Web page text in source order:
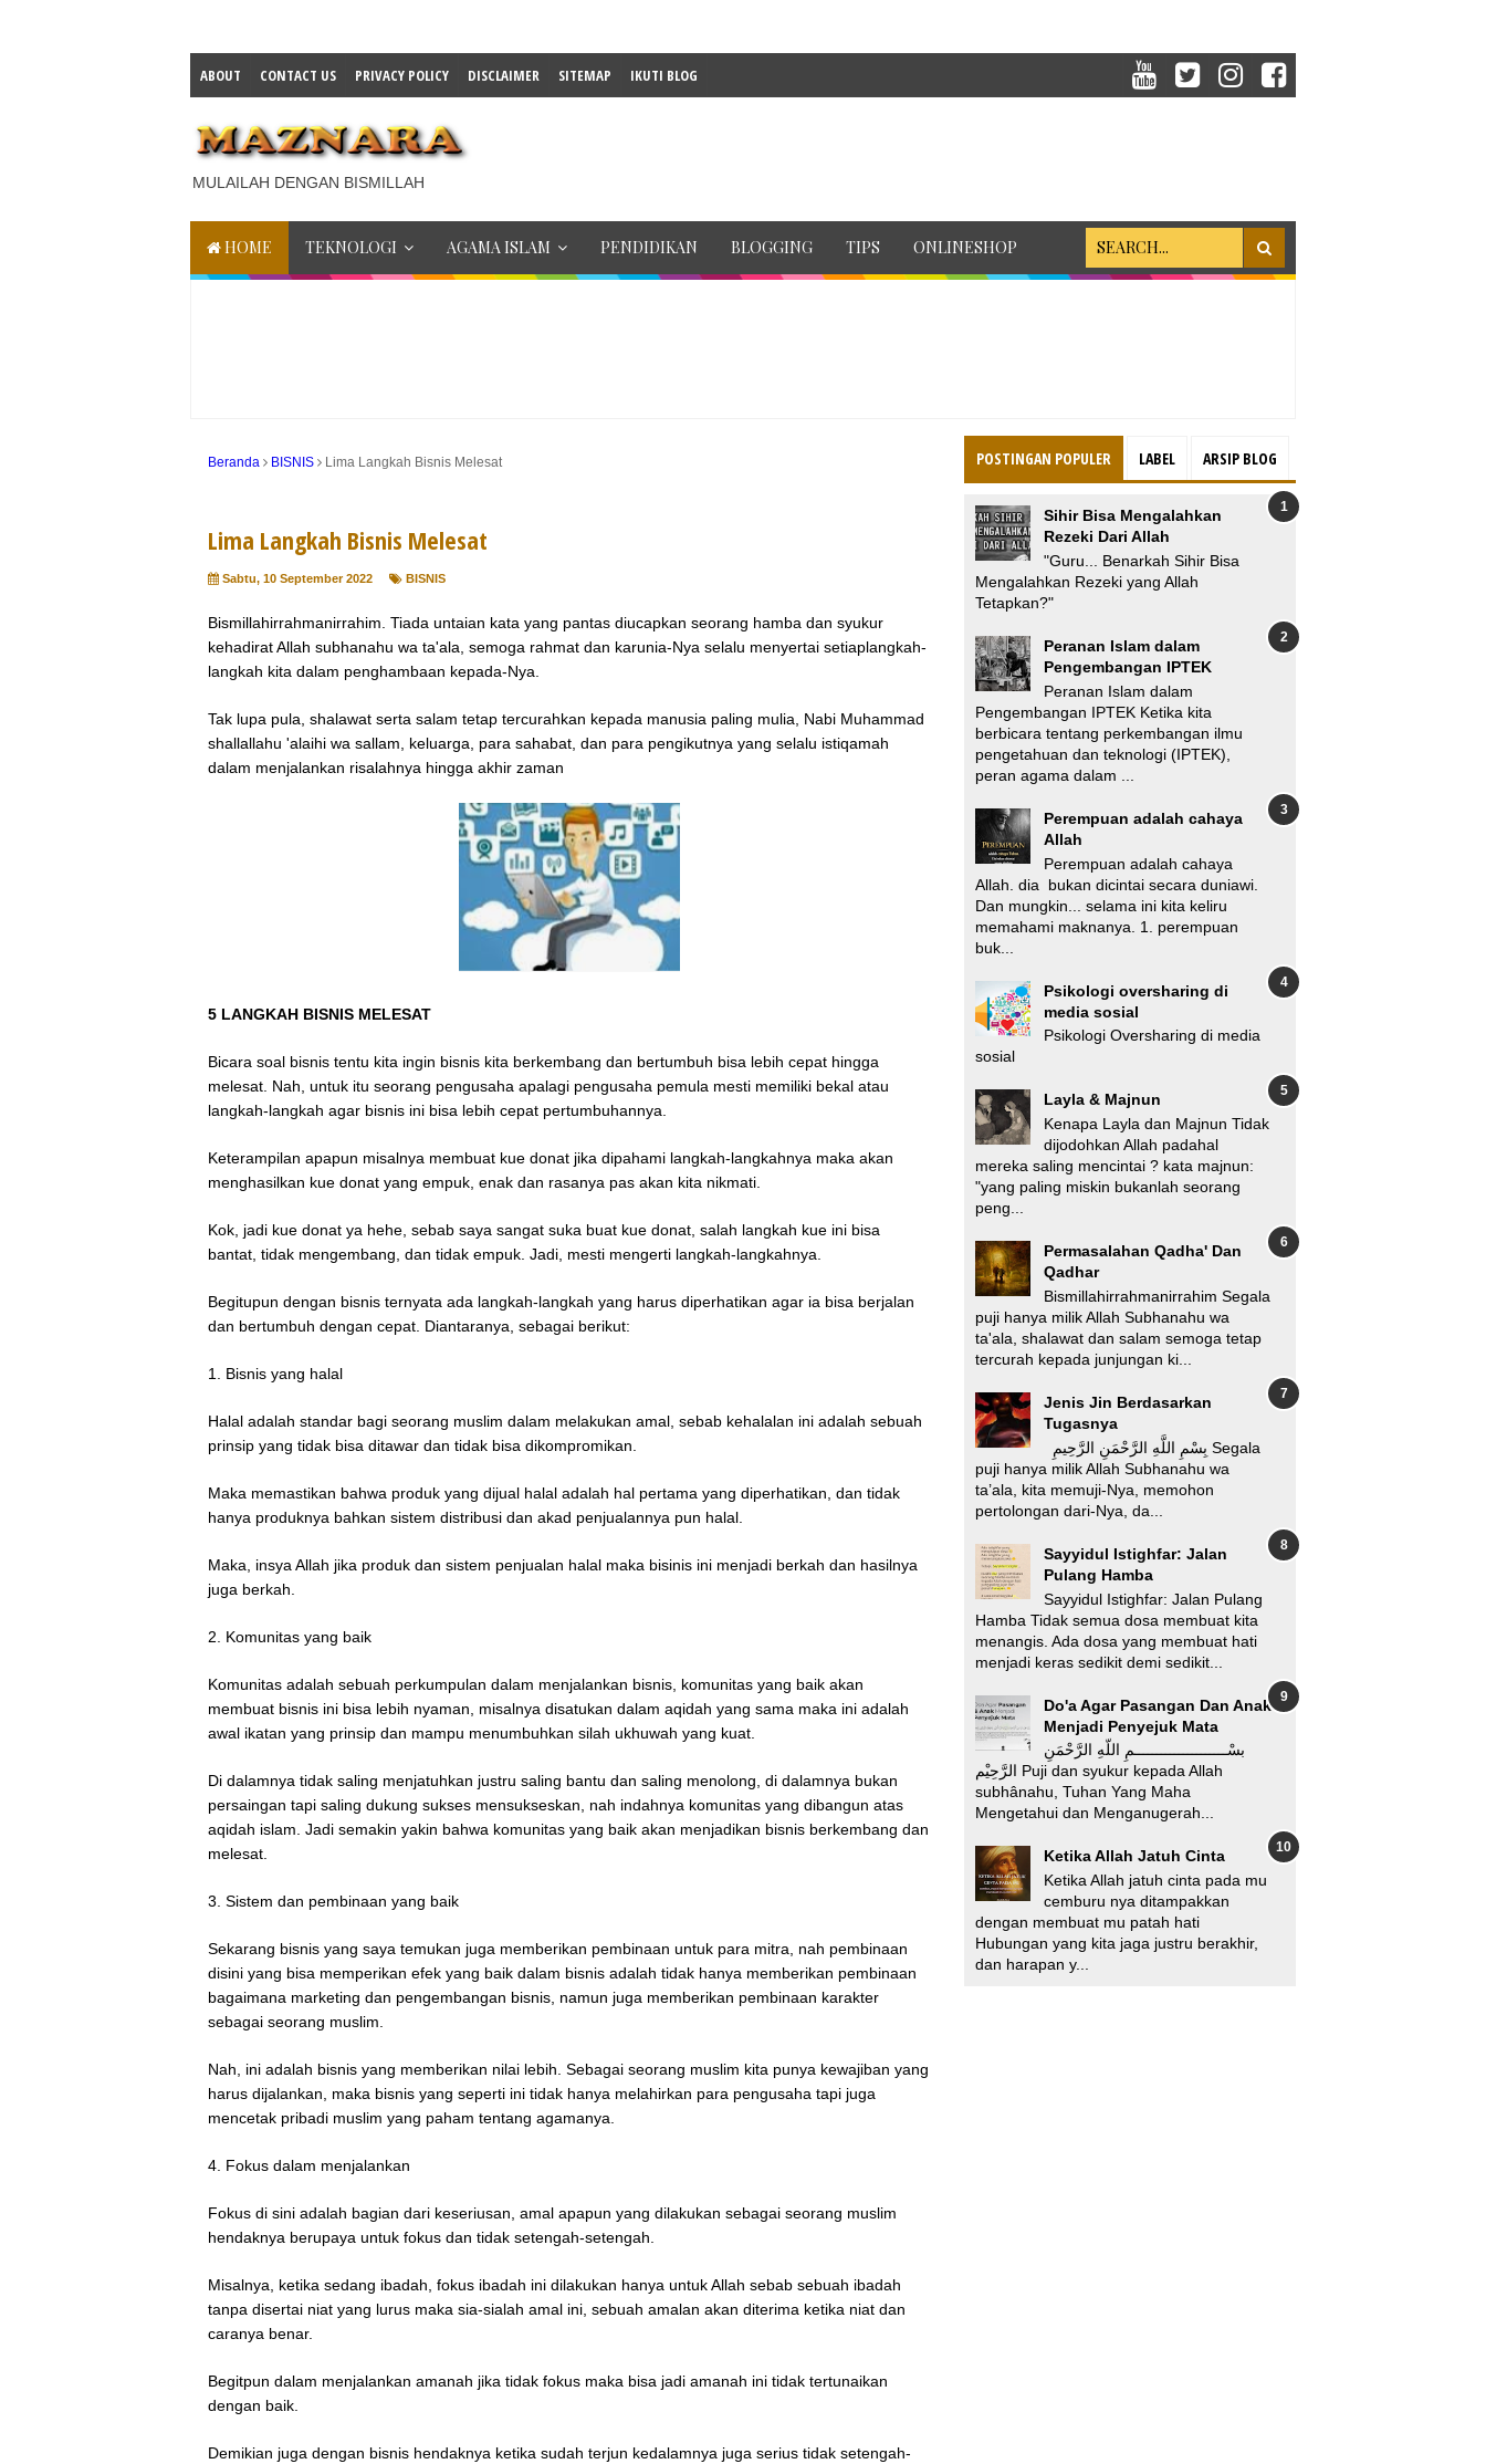
ABOUT CONTACT US PRIVACY POLICY DISCLAIMER SITEMAP IKUTI BLOG
MULAILAH DENGAN BISMILLAH
HOME TEKNOLOGI AGAMA ISLAM PENDIDIKAN BLOGGING TIPS ONLINESHOP
Beranda BISNIS Lima Langkah Bisnis Melesat
Lima Langkah Bisnis Melesat
Sabtu, 10 September 2022 BISNIS
Bismillahirrahmanirrahim. Tiada untaian kata yang pantas diucapkan seorang hamba dan syukur
kehadirat Allah subhanahu wa ta'ala, semoga rahmat dan karunia-Nya selalu menyertai setiaplangkah-
langkah kita dalam penghambaan kepada-Nya.
Tak lupa pula, shalawat serta salam tetap tercurahkan kepada manusia paling mulia, Nabi Muhammad
shallallahu 'alaihi wa sallam, keluarga, para sahabat, dan para pengikutnya yang selalu istiqamah
dalam menjalankan risalahnya hingga akhir zaman
5 LANGKAH BISNIS MELESAT
Bicara soal bisnis tentu kita ingin bisnis kita berkembang dan bertumbuh bisa lebih cepat hingga
melesat. Nah, untuk itu seorang pengusaha apalagi pengusaha pemula mesti memiliki bekal atau
langkah-langkah agar bisnis ini bisa lebih cepat pertumbuhannya.
Keterampilan apapun misalnya membuat kue donat jika dipahami langkah-langkahnya maka akan
menghasilkan kue donat yang empuk, enak dan rasanya pas akan kita nikmati.
Kok, jadi kue donat ya hehe, sebab saya sangat suka buat kue donat, salah langkah kue ini bisa
bantat, tidak mengembang, dan tidak empuk. Jadi, mesti mengerti langkah-langkahnya.
Begitupun dengan bisnis ternyata ada langkah-langkah yang harus diperhatikan agar ia bisa berjalan
dan bertumbuh dengan cepat. Diantaranya, sebagai berikut:
1. Bisnis yang halal
Halal adalah standar bagi seorang muslim dalam melakukan amal, sebab kehalalan ini adalah sebuah
prinsip yang tidak bisa ditawar dan tidak bisa dikompromikan.
Maka memastikan bahwa produk yang dijual halal adalah hal pertama yang diperhatikan, dan tidak
hanya produknya bahkan sistem distribusi dan akad penjualannya pun halal.
Maka, insya Allah jika produk dan sistem penjualan halal maka bisinis ini menjadi berkah dan hasilnya
juga berkah.
2. Komunitas yang baik
Komunitas adalah sebuah perkumpulan dalam menjalankan bisnis, komunitas yang baik akan
membuat bisnis ini bisa lebih nyaman, misalnya disatukan dalam aqidah yang sama maka ini adalah
awal ikatan yang prinsip dan mampu menumbuhkan silah ukhuwah yang kuat.
Di dalamnya tidak saling menjatuhkan justru saling bantu dan saling menolong, di dalamnya bukan
persaingan tapi saling dukung sukses mensukseskan, nah indahnya komunitas yang dibangun atas
aqidah islam. Jadi semakin yakin bahwa komunitas yang baik akan menjadikan bisnis berkembang dan
melesat.
3. Sistem dan pembinaan yang baik
Sekarang bisnis yang saya temukan juga memberikan pembinaan untuk para mitra, nah pembinaan
disini yang bisa memperikan efek yang baik dalam bisnis adalah tidak hanya memberikan pembinaan
bagaimana marketing dan pengembangan bisnis, namun juga memberikan pembinaan karakter
sebagai seorang muslim.
Nah, ini adalah bisnis yang memberikan nilai lebih. Sebagai seorang muslim kita punya kewajiban yang
harus dijalankan, maka bisnis yang seperti ini tidak hanya melahirkan para pengusaha tapi juga
mencetak pribadi muslim yang paham tentang agamanya.
4. Fokus dalam menjalankan
Fokus di sini adalah bagian dari keseriusan, amal apapun yang dilakukan sebagai seorang muslim
hendaknya berupaya untuk fokus dan tidak setengah-setengah.
Misalnya, ketika sedang ibadah, fokus ibadah ini dilakukan hanya untuk Allah sebab sebuah ibadah
tanpa disertai niat yang lurus maka sia-sialah amal ini, sebuah amalan akan diterima ketika niat dan
caranya benar.
Begitpun dalam menjalankan amanah jika tidak fokus maka bisa jadi amanah ini tidak tertunaikan
dengan baik.
Demikian juga dengan bisnis hendaknya ketika sudah terjun kedalamnya juga serius tidak setengah-
POSTINGAN POPULER LABEL ARSIP BLOG
Sihir Bisa Mengalahkan
Rezeki Dari Allah
"Guru... Benarkah Sihir Bisa
Mengalahkan Rezeki yang Allah
Tetapkan?"
Peranan Islam dalam
Pengembangan IPTEK
Peranan Islam dalam
Pengembangan IPTEK Ketika kita
berbicara tentang perkembangan ilmu
pengetahuan dan teknologi (IPTEK),
peran agama dalam ...
Perempuan adalah cahaya
Allah
Perempuan adalah cahaya
Allah. dia bukan dicintai secara duniawi.
Dan mungkin... selama ini kita keliru
memahami maknanya. 1. perempuan
buk...
Psikologi oversharing di
media sosial
Psikologi Oversharing di media
sosial
Layla & Majnun
Kenapa Layla dan Majnun Tidak
dijodohkan Allah padahal
mereka saling mencintai ? kata majnun:
"yang paling miskin bukanlah seorang
peng...
Permasalahan Qadha' Dan
Qadhar
Bismillahirrahmanirrahim Segala
puji hanya milik Allah Subhanahu wa
ta'ala, shalawat dan salam semoga tetap
tercurah kepada junjungan ki...
Jenis Jin Berdasarkan
Tugasnya
puji hanya milik Allah Subhanahu wa
ta’ala, kita memuji-Nya, memohon
pertolongan dari-Nya, da...
Sayyidul Istighfar: Jalan
Pulang Hamba
Sayyidul Istighfar: Jalan Pulang
Hamba Tidak semua dosa membuat kita
menangis. Ada dosa yang membuat hati
menjadi keras sedikit demi sedikit...
Do'a Agar Pasangan Dan Anak
Menjadi Penyejuk Mata
بسْـــــــــــــــــــــمِ اللّهِ الرَّحْمَنِ
الرَّحِيْم Puji dan syukur kepada Allah
subhânahu, Tuhan Yang Maha
Mengetahui dan Menganugerah...
Ketika Allah Jatuh Cinta
Ketika Allah jatuh cinta pada mu
cemburu nya ditampakkan
dengan membuat mu patah hati
Hubungan yang kita jaga justru berakhir,
dan harapan y...